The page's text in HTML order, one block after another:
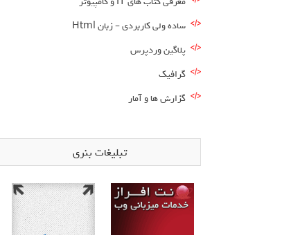
ساده ولی کاربردی – زبان Html
پلاگین وردپرس
گرافیک
گزارش ها و آمار
تبلیغات بنری